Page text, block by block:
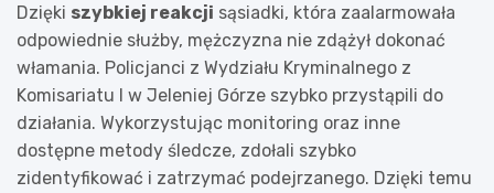
Dzięki szybkiej reakcji sąsiadki, która zaalarmowała
odpowiednie służby, mężczyzna nie zdążył dokonać
włamania. Policjanci z Wydziału Kryminalnego z
Komisariatu I w Jeleniej Górze szybko przystąpili do
działania. Wykorzystując monitoring oraz inne
dostępne metody śledcze, zdołali szybko
zidentyfikować i zatrzymać podejrzanego. Dzięki temu